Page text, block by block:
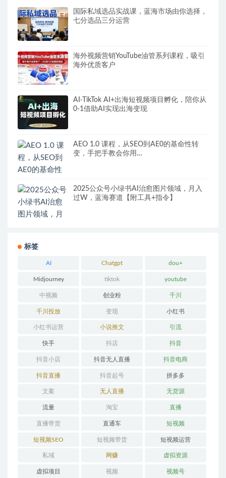
国际私域选品实战课，蓝海市场由你选择，
七分选品三分运营
海外视频营销YouTube油管系列课程，吸引
海外优质客户
AI·TikTok AI+出海短视频项目孵化，陪你从
0-1借助AI实现出海变现
AEO 1.0 课程，从SEO到AE0的基命性转
变，手把手教会你用
2025公众号小绿书AI治愈图片领域，月入
过W，蓝海赛道【附工具+指令】
标签
AI Chatgpt dou+
Midjourney tiktok youtube
中视频 创业粉 千川
千川投放 变现 小红书
小红书运营 小说推文 引流
快手 抖店 抖音
抖音小店 抖音无人直播 抖音电商
抖音直播 抖音起号 拼多多
文案 无人直播 无货源
流量 淘宝 直播
直播带货 直通车 短视频
短视频SEO 短视频带货 短视频运营
私域 网赚 虚拟资源
虚拟项目 视频 视频号